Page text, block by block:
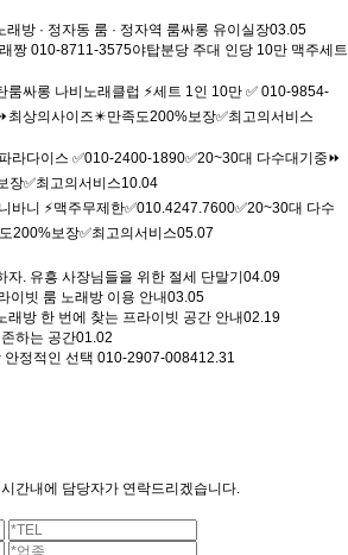
래방 · 정자동 룸 · 정자역 룸싸롱 유이실장03.05
짱 010-8711-3575야탑분당 주대 인당 10만 맥주세트
룸싸롱 나비노래클럽 ⚡세트 1인 10만 ✅ 010-9854-
최상의사이즈✴️만족도200%보장✅최고의서비스
라다이스 ✅010-2400-1890✅20~30대 다수대기중⏩
장✅최고의서비스10.04
바니 ⚡맥주무제한✅010.4247.7600✅20~30대 다수
200%보장✅최고의서비스05.07
. 유흥 사장님들을 위한 절세 단말기 04.09
이빗 룸 노래방 이용 안내03.05
래방 한 번에 찾는 프라이빗 공간 안내02.19
하는 공간01.02
안정적인 선택 010-2907-008412.31
간내에 담당자가 연락드리겠습니다.